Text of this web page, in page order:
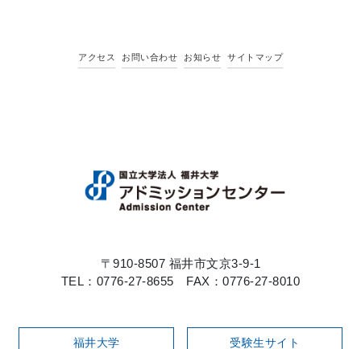
アクセス お問い合わせ お知らせ サイトマップ
〒910-8507 福井市文京3-9-1
TEL：0776-27-8655 FAX：0776-27-8010
福井大学 受験生サイト